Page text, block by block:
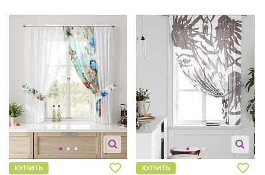
КУПИТЬ КУПИТЬ